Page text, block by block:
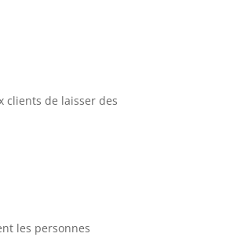
clients de laisser des
les personnes